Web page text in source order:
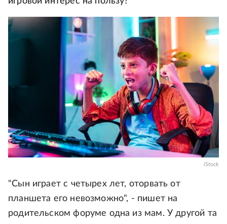
iStock
"Сын играет с четырех лет, оторвать от
планшета его невозможно", - пишет на
родительском форуме одна из мам. У другой та